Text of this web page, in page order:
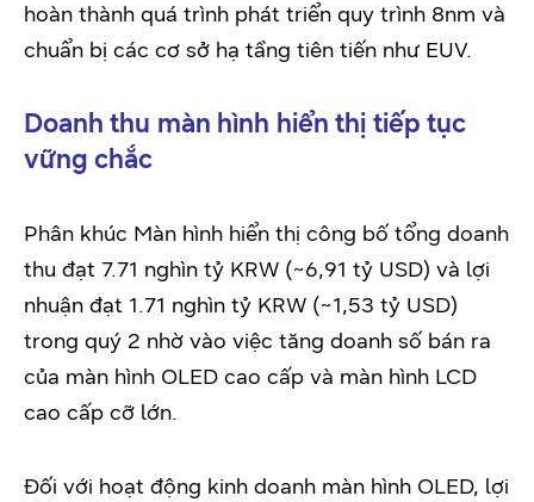
hoàn thành quá trình phát triển quy trình 8nm và
chuẩn bị các cơ sở hạ tầng tiên tiến như EUV.
Doanh thu màn hình hiển thị tiếp tục
vững chắc
Phân khúc Màn hình hiển thị công bố tổng doanh
thu đạt 7.71 nghìn tỷ KRW (~6,91 tỷ USD) và lợi
nhuận đạt 1.71 nghìn tỷ KRW (~1,53 tỷ USD)
trong quý 2 nhờ vào việc tăng doanh số bán ra
của màn hình OLED cao cấp và màn hình LCD
cao cấp cỡ lớn.
Đối với hoạt động kinh doanh màn hình OLED, lợi